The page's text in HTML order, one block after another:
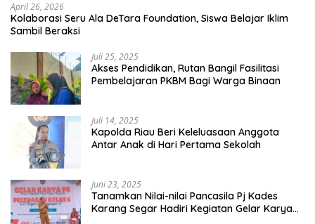
April 26, 2026
Kolaborasi Seru Ala DeTara Foundation, Siswa Belajar Iklim
Sambil Beraksi
Juli 25, 2025
Akses Pendidikan, Rutan Bangil Fasilitasi
Pembelajaran PKBM Bagi Warga Binaan
Juli 14, 2025
Kapolda Riau Beri Keleluasaan Anggota
Antar Anak di Hari Pertama Sekolah
Juni 23, 2025
Tanamkan Nilai-nilai Pancasila Pj Kades
Karang Segar Hadiri Kegiatan Gelar Karya